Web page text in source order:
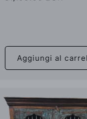
Aggiungi al